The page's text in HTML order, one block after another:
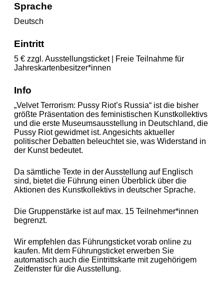
Sprache
Deutsch
Eintritt
5 € zzgl. Ausstellungsticket | Freie Teilnahme für
Jahreskartenbesitzer*innen
Info
„Velvet Terrorism: Pussy Riot’s Russia“ ist die bisher
größte Präsentation des feministischen Kunstkollektivs
und die erste Museumsausstellung in Deutschland, die
Pussy Riot gewidmet ist. Angesichts aktueller
politischer Debatten beleuchtet sie, was Widerstand in
der Kunst bedeutet.
Da sämtliche Texte in der Ausstellung auf Englisch
sind, bietet die Führung einen Überblick über die
Aktionen des Kunstkollektivs in deutscher Sprache.
Die Gruppenstärke ist auf max. 15 Teilnehmer*innen
begrenzt.
Wir empfehlen das Führungsticket vorab online zu
kaufen. Mit dem Führungsticket erwerben Sie
automatisch auch die Eintrittskarte mit zugehörigem
Zeitfenster für die Ausstellung.